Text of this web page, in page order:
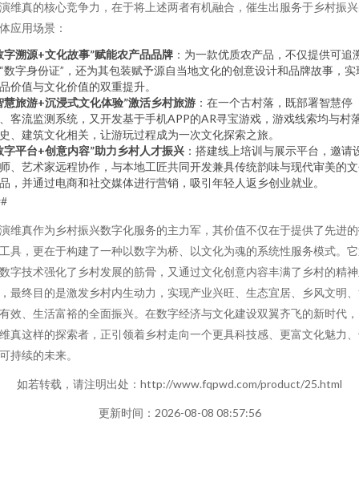
维真的核心竞争力，在于将上述两者有机融合，催生出服务于乡村振
应用场景：
字溯源+文化故事”赋能农产品品牌 ：为一款优质农产品，不仅提供可追
数字身份证”，还为其包装赋予源自当地文化的创意设计和品牌故事，实
价值与文化价值的双重提升。
慧旅游+沉浸式文化体验”激活乡村旅游 ：在一个古村落，既部署智慧停
客流监测系统，又开发基于手机APP的AR寻宝游戏，游戏线索均与村
、建筑文化相关，让游玩过程成为一次文化探索之旅。
字平台+创意内容”助力乡村人才振兴 ：搭建线上培训与展示平台，邀请
、艺术家远程协作，与本地工匠共同开发兼具传统韵味与现代审美的
，并通过电商和社交媒体进行营销，吸引年轻人返乡创业就业。
维真作为乡村振兴数字化服务的主力军，其价值不仅在于提供了先进
具，更在于构建了一种以数字为桥、以文化为魂的系统性服务模式。
字技术强化了乡村发展的筋骨，又通过文化创意内容丰满了乡村的精
最终目的是激发乡村内生动力，实现产业兴旺、生态宜居、乡风文明
效、生活富裕的全面振兴。在数字经济与文化建设双翼齐飞的新时代
真这样的探索者，正引领着乡村走向一个更具科技感、更富文化魅力
持续的未来。
如若转载，请注明出处：http://www.fqpwd.com/product/25.html
更新时间：2026-08-08 08:57:56